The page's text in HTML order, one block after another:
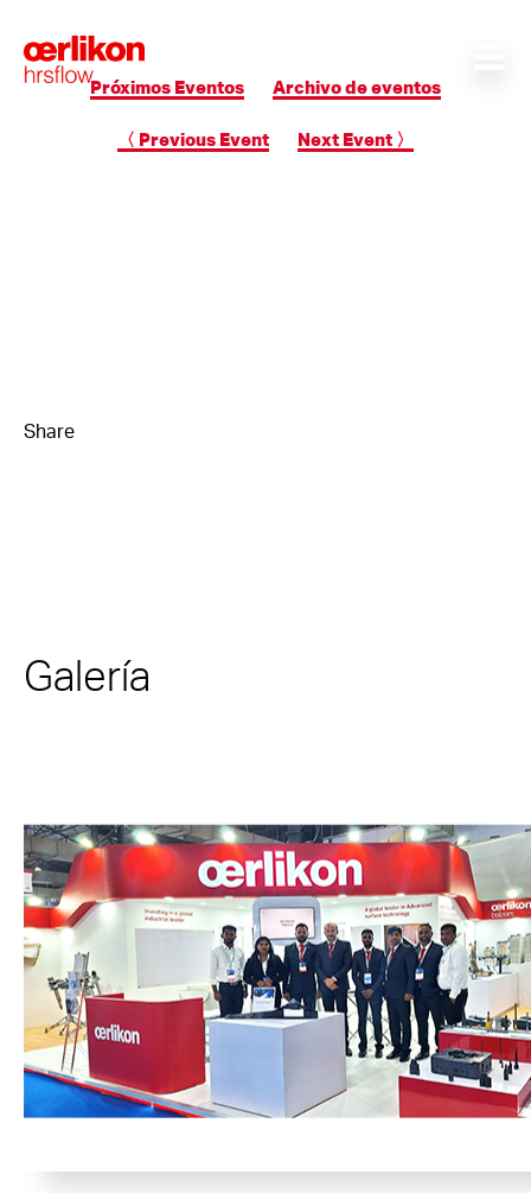
Próximos Eventos Archivo de eventos
〈 Previous Event Next Event 〉
Share
Galería